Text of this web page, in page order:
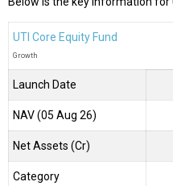
UTI Core Equity Fund
Growth
Launch Date
NAV (05 Aug 26)
Net Assets (Cr)
Category